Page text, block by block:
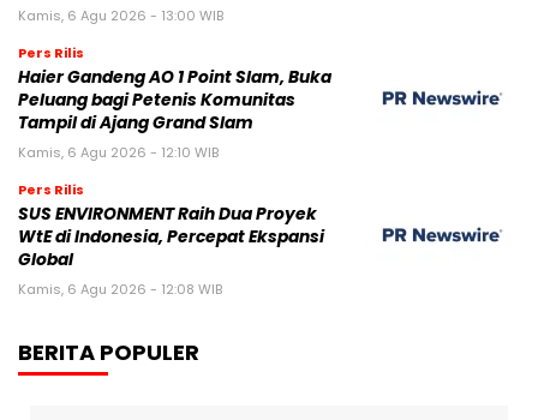
Kamis, 6 Agu 2026 - 13:00 WIB
Pers Rilis
Haier Gandeng AO 1 Point Slam, Buka
Peluang bagi Petenis Komunitas
Tampil di Ajang Grand Slam
Kamis, 6 Agu 2026 - 12:10 WIB
Pers Rilis
SUS ENVIRONMENT Raih Dua Proyek
WtE di Indonesia, Percepat Ekspansi
Global
Kamis, 6 Agu 2026 - 12:08 WIB
BERITA POPULER